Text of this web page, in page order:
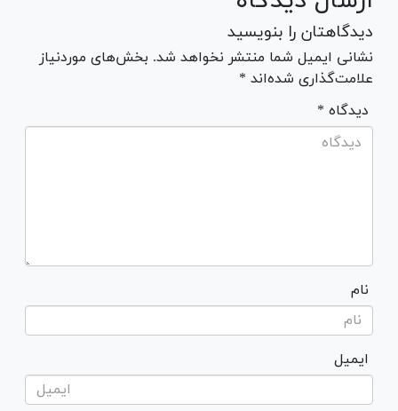
دیدگاهتان را بنویسید
نشانی ایمیل شما منتشر نخواهد شد. بخش‌های موردنیاز
علامت‌گذاری شده‌اند *
* دیدگاه
نام
ایمیل